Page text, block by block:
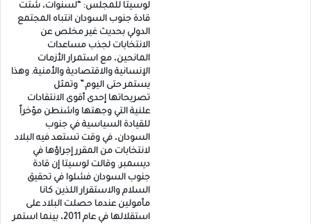
لوسيتا للمجلس: “لسنوات، شتت
قادة جنوب السودان انتباه المجتمع
الدولي بحديث غير مخلص عن
الانتخابات لجذب مساعدات
المانحين، مع استمرار الأزمات
الإنسانية والاقتصادية والأمنية. وهذا
يستمر حتى اليوم.” وتمثل
تصريحاتها إحدى أقوى الانتقادات
علنية التي وجهتها واشنطن مؤخراً
للقيادة السياسية في جنوب
السودان، في وقت تستعد فيه البلاد
لانتخابات من المقرر إجراؤها في
ديسمبر. وقالت لوسيتا إن قادة
جنوب السودان فشلوا في تحقيق
السلام والاستقرار اللذين كانا
مأمولين عندما حصلت البلاد على
استقلالها في عام 2011، بينما استمر